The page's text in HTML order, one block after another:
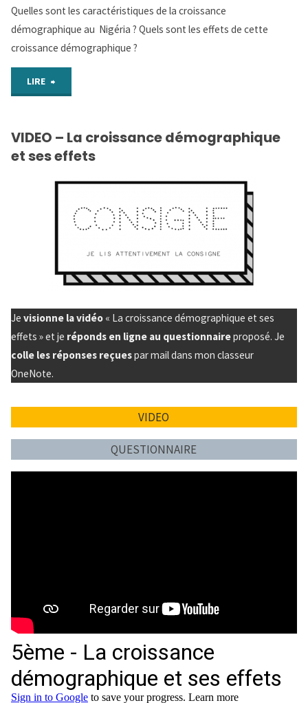
population
Quelles sont les caractéristiques de la croissance
démographique au Nigéria ? Quels sont les effets de cette
croissance démographique ?
LIRE
La
Nigéria"
VIDEO – La croissance démographique
et ses effets
Jevisionne la vidéo « La croissance démographique et ses
effets » et je réponds en ligne au questionnaireproposé. Je
colle les réponses reçuespar mail dans mon classeur
OneNote.
VIDEO
QUESTIONNAIRE